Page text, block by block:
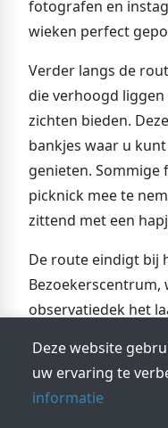
fotografen en
wieken perfect
Verder langs de
die verhoogd
zichten bieden.
bankjes waar u
genieten. Sommige
picknick mee te
zittend met een
De route eindigt bij
Bezoekerscentrum,
observatiedek het
begint het 'blauwe
nacht wanneer de
eerste sterren
Deze website
uw ervaring te
informatie